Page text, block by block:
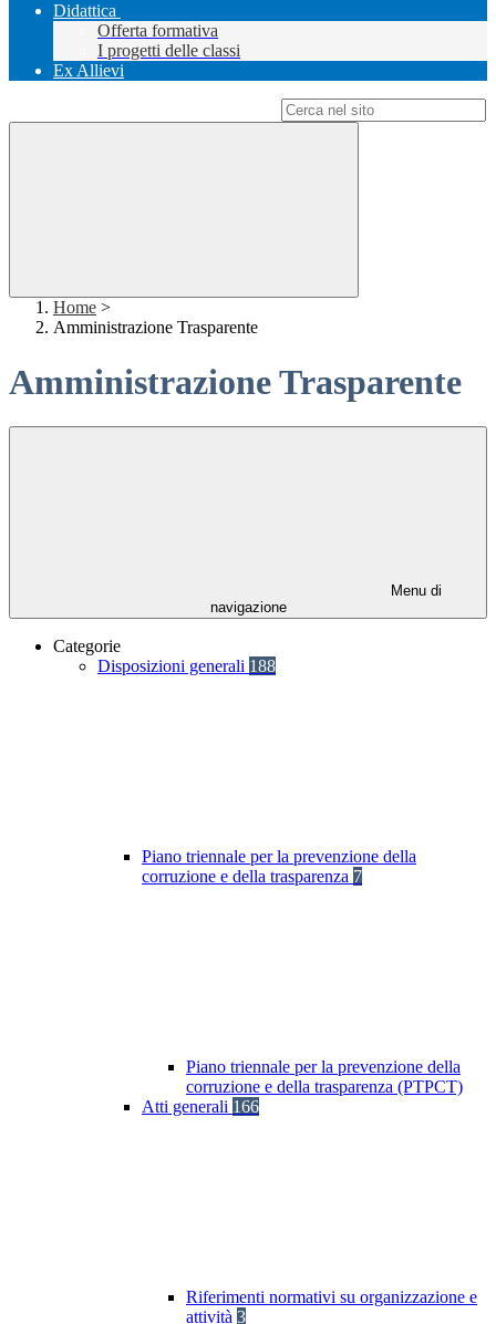
Didattica
Offerta formativa
I progetti delle classi
Ex Allievi
Home >
Amministrazione Trasparente
Amministrazione Trasparente
Menu di
navigazione
Categorie
Disposizioni generali 188
Piano triennale per la prevenzione della
corruzione e della trasparenza 7
Piano triennale per la prevenzione della
corruzione e della trasparenza (PTPCT)
Atti generali 166
Riferimenti normativi su organizzazione e
attività 3